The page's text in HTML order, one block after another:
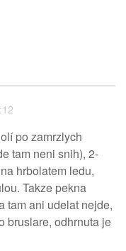
po zamrzlych
tam neni snih), 2-
hrbolatem ledu,
Takze pekna
tam ani udelat nejde,
bruslare, odhrnuta je